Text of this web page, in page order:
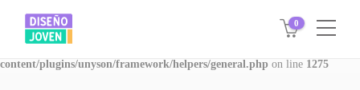
Warning: Invalid argument supplied for foreach() in
/www/disegnojoven.com.ar/htdocs/wp-
content/plugins/unyson/framework/helpers/general.php on line 1275
0